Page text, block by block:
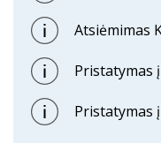
Atsiėmimas
Pristatymas
Pristatymas